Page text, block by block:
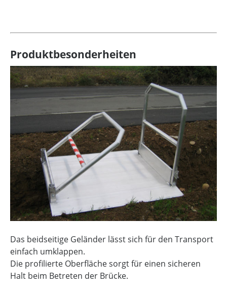
Produktbesonderheiten
Das beidseitige Geländer lässt sich für den Transport
einfach umklappen.
Die profilierte Oberfläche sorgt für einen sicheren
Halt beim Betreten der Brücke.